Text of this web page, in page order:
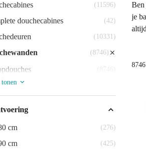
(11596)
douchecabines (42)
(10331)
(8746)
(8746)
cm (276)
cm (425)
Ben
je